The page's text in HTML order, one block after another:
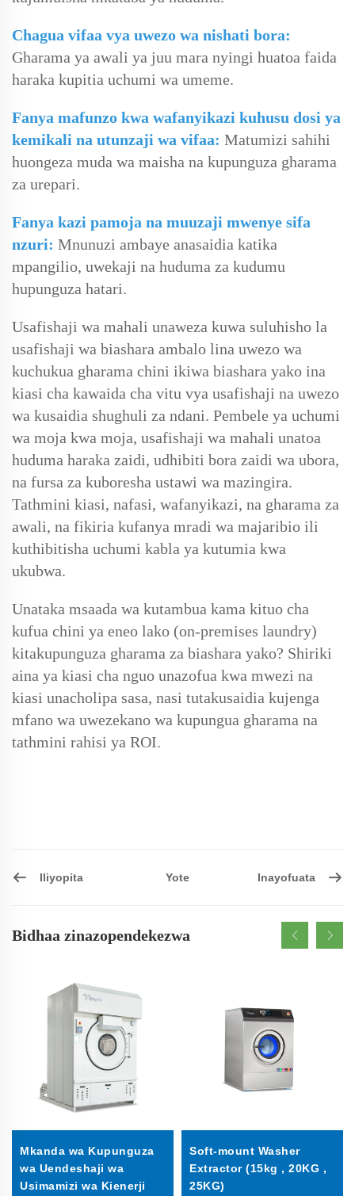
Chagua vifaa vya uwezo wa nishati bora:
Gharama ya awali ya juu mara nyingi huatoa faida
haraka kupitia uchumi wa umeme.
Fanya mafunzo kwa wafanyikazi kuhusu dosi ya
kemikali na utunzaji wa vifaa: Matumizi sahihi
huongeza muda wa maisha na kupunguza gharama
za urepari.
Fanya kazi pamoja na muuzaji mwenye sifa
nzuri: Mnunuzi ambaye anasaidia katika
mpangilio, uwekaji na huduma za kudumu
hupunguza hatari.
Usafishaji wa mahali unaweza kuwa suluhisho la
usafishaji wa biashara ambalo lina uwezo wa
kuchukua gharama chini ikiwa biashara yako ina
kiasi cha kawaida cha vitu vya usafishaji na uwezo
wa kusaidia shughuli za ndani. Pembele ya uchumi
wa moja kwa moja, usafishaji wa mahali unatoa
huduma haraka zaidi, udhibiti bora zaidi wa ubora,
na fursa za kuboresha ustawi wa mazingira.
Tathmini kiasi, nafasi, wafanyikazi, na gharama za
awali, na fikiria kufanya mradi wa majaribio ili
kuthibitisha uchumi kabla ya kutumia kwa
ukubwa.
Unataka msaada wa kutambua kama kituo cha
kufua chini ya eneo lako (on-premises laundry)
kitakupunguza gharama za biashara yako? Shiriki
aina ya kiasi cha nguo unazofua kwa mwezi na
kiasi unacholipa sasa, nasi tutakusaidia kujenga
mfano wa uwezekano wa kupungua gharama na
tathmini rahisi ya ROI.
Iliyopita Yote Inayofuata
Bidhaa zinazopendekezwa
Mkanda wa Kupunguza
wa Uendeshaji wa
Usimamizi wa Kienerji
Soft-mount Washer
Extractor (15kg , 20KG ,
25KG)